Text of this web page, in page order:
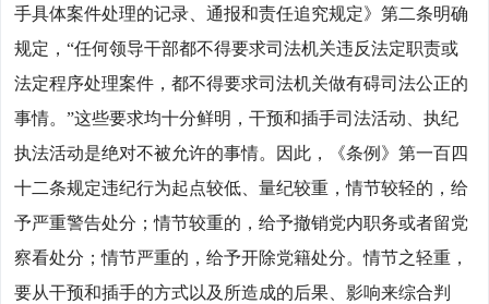
手具体案件处理的记录、通报和责任追究规定》第二条明确
规定，“任何领导干部都不得要求司法机关违反法定职责或
法定程序处理案件，都不得要求司法机关做有碍司法公正的
事情。”这些要求均十分鲜明，干预和插手司法活动、执纪
执法活动是绝对不被允许的事情。因此，《条例》第一百四
十二条规定违纪行为起点较低、量纪较重，情节较轻的，给
予严重警告处分；情节较重的，给予撤销党内职务或者留党
察看处分；情节严重的，给予开除党籍处分。情节之轻重，
要从干预和插手的方式以及所造成的后果、影响来综合判